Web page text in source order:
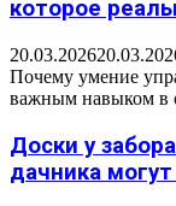
которое
20.03.2026
Почему умение
важным навыком в
Доски у
дачника